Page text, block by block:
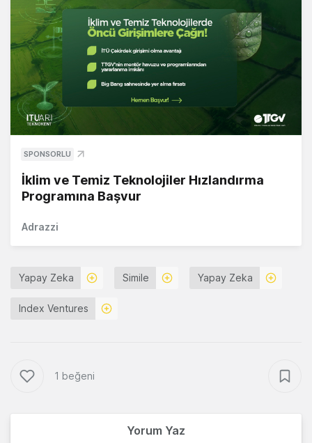
SPONSORLU
İklim ve Temiz Teknolojiler Hızlandırma
Programına Başvur
Adrazzi
Yapay Zeka Simile Yapay Zeka
Index Ventures
1 beğeni
Yorum Yaz